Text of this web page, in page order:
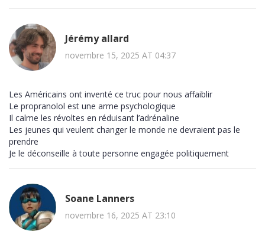
Jérémy allard
novembre 15, 2025 AT 04:37
Les Américains ont inventé ce truc pour nous affaiblir
Le propranolol est une arme psychologique
Il calme les révoltes en réduisant l’adrénaline
Les jeunes qui veulent changer le monde ne devraient pas le
prendre
Je le déconseille à toute personne engagée politiquement
Soane Lanners
novembre 16, 2025 AT 23:10